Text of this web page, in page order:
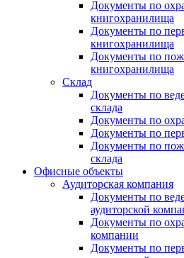
Документы по
книгохранилища
Документы по
книгохранилища
Документы по
книгохранилища
Склад
Документы по
склада
Документы по
Документы по
Документы по
склада
Офисные объекты
Аудиторская компания
Документы по
аудиторской
Документы по
компании
Документы по